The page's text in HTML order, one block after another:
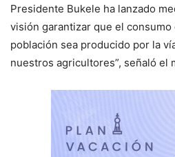
Presidente Bukele ha lanzado
visión garantizar que el
población sea producido por la
nuestros agricultores”, señaló el